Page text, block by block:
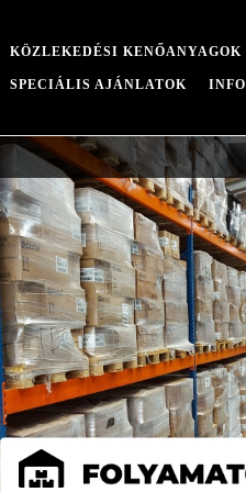
KÖZLEKEDÉSI KENŐANYAGOK
SPECIÁLIS AJÁNLATOK INFO